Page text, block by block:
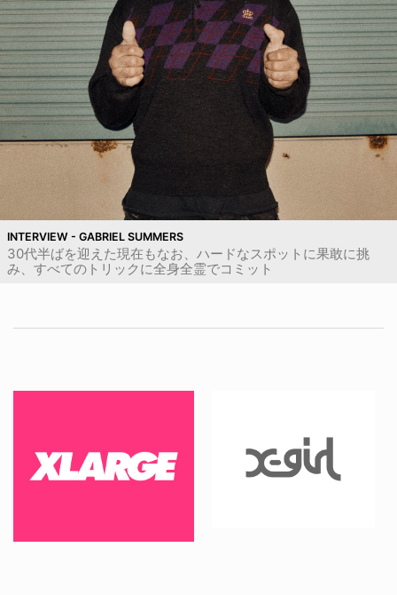
INTERVIEW - GABRIEL SUMMERS
30代半ばを迎えた現在もなお、ハードなスポットに果敢に挑
み、すべてのトリックに全身全霊でコミット